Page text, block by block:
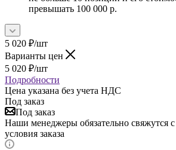
превышать 100 000 р.
5 020 ₽/шт
Варианты цен
5 020 ₽/шт
Подробности
Цена указана без учета НДС
Под заказ
Под заказ
Наши менеджеры обязательно свяжутся
условия заказа